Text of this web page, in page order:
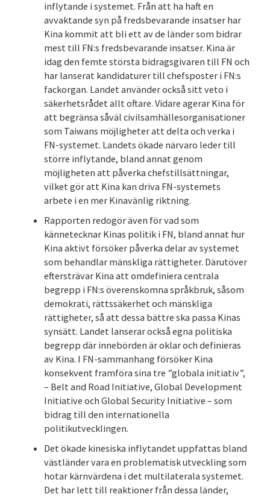
inflytande i systemet. Från att ha haft en
avvaktande syn på fredsbevarande insatser har
Kina kommit att bli ett av de länder som bidrar
mest till FN:s fredsbevarande insatser. Kina är
idag den femte största bidragsgivaren till FN och
har lanserat kandidaturer till chefsposter i FN:s
fackorgan. Landet använder också sitt veto i
säkerhetsrådet allt oftare. Vidare agerar Kina för
att begränsa såväl civilsamhällesorganisationer
som Taiwans möjligheter att delta och verka i
FN-systemet. Landets ökade närvaro leder till
större inflytande, bland annat genom
möjligheten att påverka chefstillsättningar,
vilket gör att Kina kan driva FN-systemets
arbete i en mer Kinavänlig riktning.
Rapporten redogör även för vad som
kännetecknar Kinas politik i FN, bland annat hur
Kina aktivt försöker påverka delar av systemet
som behandlar mänskliga rättigheter. Därutöver
eftersträvar Kina att omdefiniera centrala
begrepp i FN:s överenskomna språkbruk, såsom
demokrati, rättssäkerhet och mänskliga
rättigheter, så att dessa bättre ska passa Kinas
synsätt. Landet lanserar också egna politiska
begrepp där innebörden är oklar och definieras
av Kina. I FN-sammanhang försöker Kina
konsekvent framföra sina tre ”globala initiativ”,
– Belt and Road Initiative, Global Development
Initiative och Global Security Initiative – som
bidrag till den internationella
politikutvecklingen.
Det ökade kinesiska inflytandet uppfattas bland
västländer vara en problematisk utveckling som
hotar kärnvärdena i det multilaterala systemet.
Det har lett till reaktioner från dessa länder,